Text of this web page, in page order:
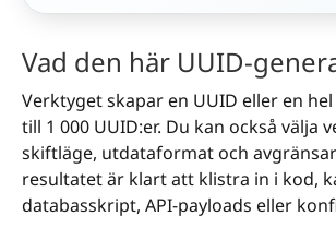
Vad den här UUID-
Verktyget skapar en UUID eller en
till 1 000 UUID:er. Du kan också välja
skiftläge, utdataformat och
resultatet är klart att klistra in i kod,
databasskript, API-payloads eller